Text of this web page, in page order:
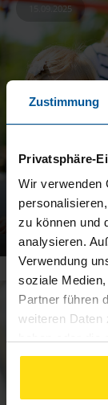
Zustimmung
Privatsphäre-
Wir verwenden
zu können und
analysieren.
Verwendung
soziale
Partner führen
weiteren Daten
gesammelt
können Sie
unserer
15.09.2025